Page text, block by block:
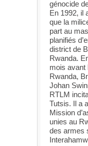
génocide
En 1992, il
que la
part au
planifiés
district de
Rwanda.
mois avant
Rwanda,
Johan
RTLM
Tutsis. Il a
Mission
unies au
des armes